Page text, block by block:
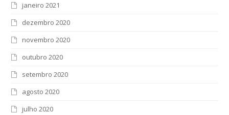
janeiro 2021
dezembro 2020
novembro 2020
outubro 2020
setembro 2020
agosto 2020
julho 2020